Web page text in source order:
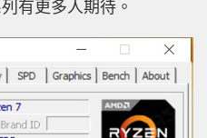
有更多人期待。